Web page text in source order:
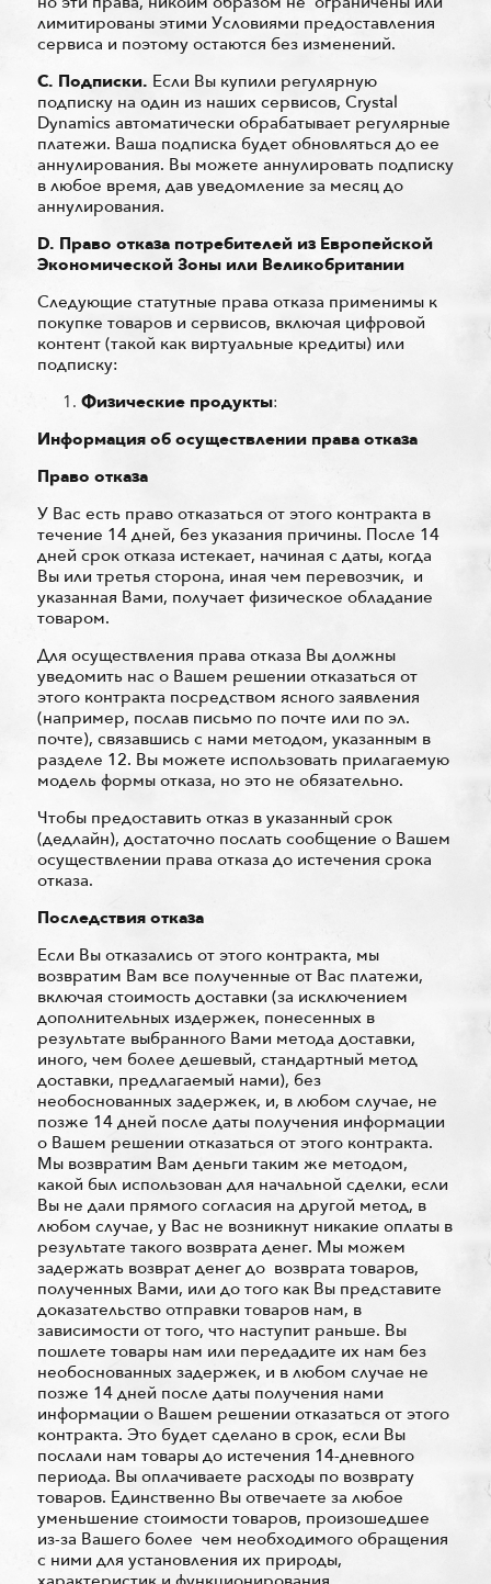
лимитированы этими Условиями предоставления
сервиса и поэтому остаются без изменений.
С. Подписки. Если Вы купили регулярную
подписку на один из наших сервисов, Crystal
Dynamics автоматически обрабатывает регулярные
платежи. Ваша подписка будет обновляться до ее
аннулирования. Вы можете аннулировать подписку
в любое время, дав уведомление за месяц до
аннулирования.
D. Право отказа потребителей из Европейской
Экономической Зоны или Великобритании
Следующие статутные права отказа применимы к
покупке товаров и сервисов, включая цифровой
контент (такой как виртуальные кредиты) или
подписку:
Физические продукты:
Информация об осуществлении права отказа
Право отказа
У Вас есть право отказаться от этого контракта в
течение 14 дней, без указания причины. После 14
дней срок отказа истекает, начиная с даты, когда
Вы или третья сторона, иная чем перевозчик, и
указанная Вами, получает физическое обладание
товаром.
Для осуществления права отказа Вы должны
уведомить нас о Вашем решении отказаться от
этого контракта посредством ясного заявления
(например, послав письмо по почте или по эл.
почте), связавшись с нами методом, указанным в
разделе 12. Вы можете использовать прилагаемую
модель формы отказа, но это не обязательно.
Чтобы предоставить отказ в указанный срок
(дедлайн), достаточно послать сообщение о Вашем
осуществлении права отказа до истечения срока
отказа.
Последствия отказа
Если Вы отказались от этого контракта, мы
возвратим Вам все полученные от Вас платежи,
включая стоимость доставки (за исключением
дополнительных издержек, понесенных в
результате выбранного Вами метода доставки,
иного, чем более дешевый, стандартный метод
доставки, предлагаемый нами), без
необоснованных задержек, и, в любом случае, не
позже 14 дней после даты получения информации
о Вашем решении отказаться от этого контракта.
Мы возвратим Вам деньги таким же методом,
какой был использован для начальной сделки, если
Вы не дали прямого согласия на другой метод, в
любом случае, у Вас не возникнут никакие оплаты в
результате такого возврата денег. Мы можем
задержать возврат денег до возврата товаров,
полученных Вами, или до того как Вы представите
доказательство отправки товаров нам, в
зависимости от того, что наступит раньше. Вы
пошлете товары нам или передадите их нам без
необоснованных задержек, и в любом случае не
позже 14 дней после даты получения нами
информации о Вашем решении отказаться от этого
контракта. Это будет сделано в срок, если Вы
послали нам товары до истечения 14-дневного
периода. Вы оплачиваете расходы по возврату
товаров. Единственно Вы отвечаете за любое
уменьшение стоимости товаров, произошедшее
из-за Вашего более чем необходимого обращения
с ними для установления их природы,